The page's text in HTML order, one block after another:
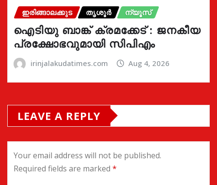
ഇരിങ്ങാലക്കുട തൃശൂർ ന്യൂസ്
ഐടിയു ബാങ്ക് ക്രമക്കേട് : ജനകീയ
പ്രക്ഷോഭവുമായി സിപിഎം
irinjalakudatimes.com Aug 4, 2026
LEAVE A REPLY
Your email address will not be published.
Required fields are marked *